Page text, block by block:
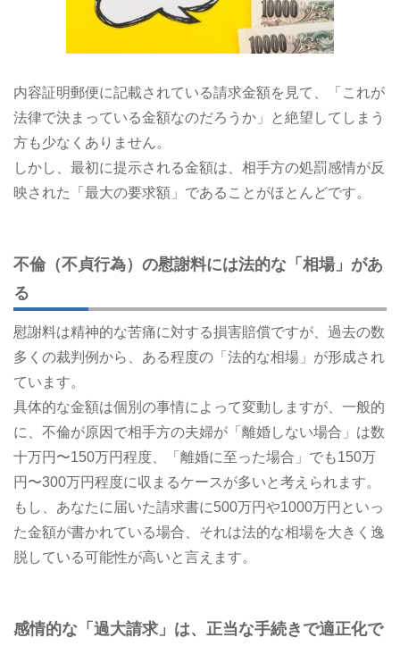
内容証明郵便に記載されている請求金額を見て、「これが
法律で決まっている金額なのだろうか」と絶望してしまう
方も少なくありません。
しかし、最初に提示される金額は、相手方の処罰感情が反
映された「最大の要求額」であることがほとんどです。
不倫（不貞行為）の慰謝料には法的な「相場」があ
る
慰謝料は精神的な苦痛に対する損害賠償ですが、過去の数
多くの裁判例から、ある程度の「法的な相場」が形成され
ています。
具体的な金額は個別の事情によって変動しますが、一般的
に、不倫が原因で相手方の夫婦が「離婚しない場合」は数
十万円〜150万円程度、「離婚に至った場合」でも150万
円〜300万円程度に収まるケースが多いと考えられます。
もし、あなたに届いた請求書に500万円や1000万円といっ
た金額が書かれている場合、それは法的な相場を大きく逸
脱している可能性が高いと言えます。
感情的な「過大請求」は、正当な手続きで適正化で